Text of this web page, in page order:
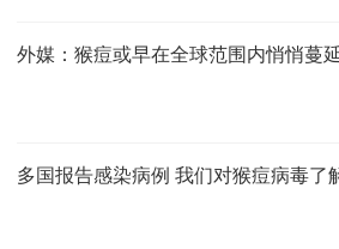
外媒：猴痘或早在全球范围内悄悄蔓
多国报告感染病例 我们对猴痘病毒了